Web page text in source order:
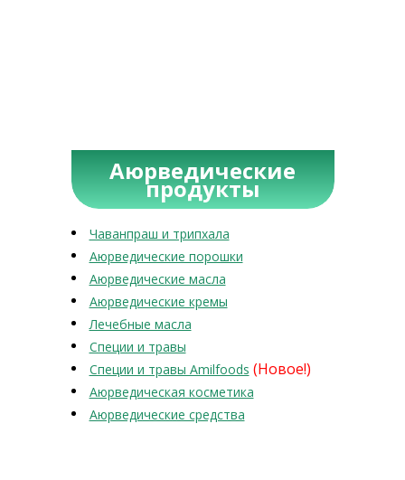
Аюрведические
продукты
Чаванпраш и трипхала
Аюрведические порошки
Аюрведические масла
Аюрведические кремы
Лечебные масла
Специи и травы
Специи и травы Amilfoods (Новое!)
Аюрведическая косметика
Аюрведические средства